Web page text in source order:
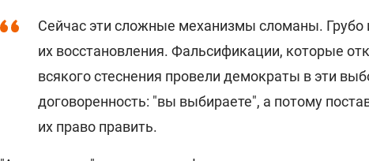
Сейчас эти сложные механизмы сломаны. Грубо
их восстановления. Фальсификации, которые
всякого стеснения провели демократы в эти
договоренность: "вы выбираете", а потому
их право править.